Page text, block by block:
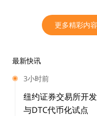
的期货合约，该合约
将能够通过在受监管的
以安全和透明的方式
更多精彩内
最新快讯
3小时前
纽约证券交易所开
与DTC代币化试点